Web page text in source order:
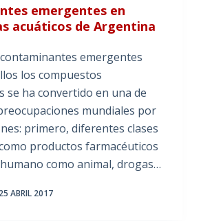
emergentes en
acuáticos de Argentina
emergentes
los compuestos
se ha convertido en una de
mundiales por
primero, diferentes clases
productos farmacéuticos
como animal, drogas…
25 ABRIL 2017